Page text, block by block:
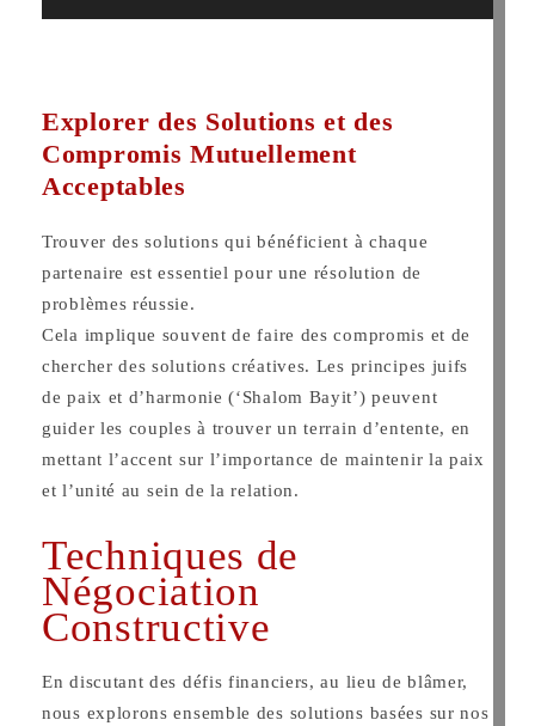
Explorer des Solutions et des
Compromis Mutuellement
Acceptables
Trouver des solutions qui bénéficient à chaque
partenaire est essentiel pour une résolution de
problèmes réussie.
Cela implique souvent de faire des compromis et de
chercher des solutions créatives. Les principes juifs
de paix et d’harmonie (‘Shalom Bayit’) peuvent
guider les couples à trouver un terrain d’entente, en
mettant l’accent sur l’importance de maintenir la paix
et l’unité au sein de la relation.
Techniques de
Négociation
Constructive
En discutant des défis financiers, au lieu de blâmer,
nous explorons ensemble des solutions basées sur nos